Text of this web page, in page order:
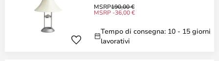
MSRP190,00 €
MSRP -36,00 €
Tempo di consegna: 10 - 15 giorni
lavorativi